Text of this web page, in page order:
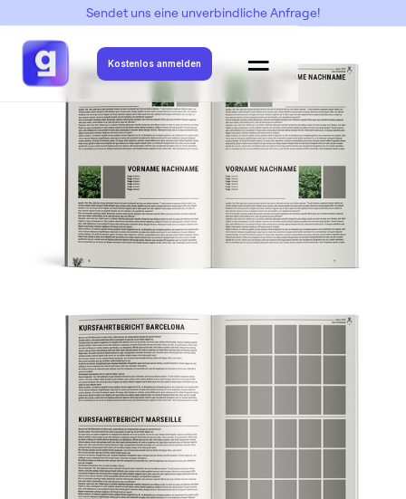
Sendet uns eine unverbindliche Anfrage!
Kostenlos anmelden
-> Kohlrabi -> Kohlrabi 1